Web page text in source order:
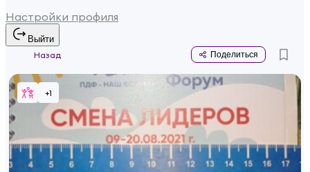
Настройки профиля
Выйти
Назад
Поделиться
+1